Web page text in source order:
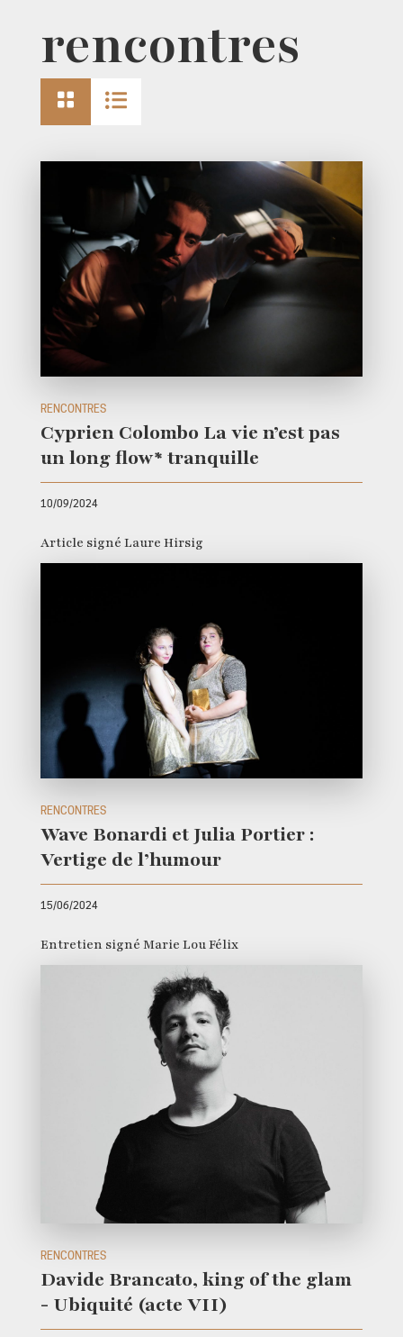
rencontres
 
RENCONTRES
Cyprien Colombo La vie n’est pas
un long flow* tranquille
10/09/2024
Article signé Laure Hirsig
RENCONTRES
Wave Bonardi et Julia Portier :
Vertige de l’humour
15/06/2024
Entretien signé Marie Lou Félix
RENCONTRES
Davide Brancato, king of the glam
- Ubiquité (acte VII)